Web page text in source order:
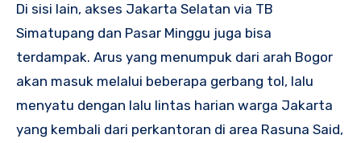
Di sisi lain, akses Jakarta Selatan via TB
Simatupang dan Pasar Minggu juga bisa
terdampak. Arus yang menumpuk dari arah Bogor
akan masuk melalui beberapa gerbang tol, lalu
menyatu dengan lalu lintas harian warga Jakarta
yang kembali dari perkantoran di area Rasuna Said,